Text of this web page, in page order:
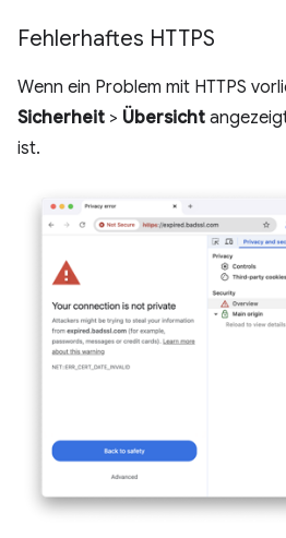
Fehlerhaftes HTTPS
Wenn ein Problem mit HTTPS
Sicherheit > Übersicht
ist.